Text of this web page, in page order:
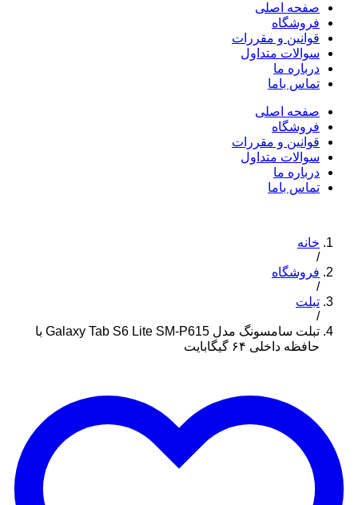
صفحه اصلی
فروشگاه
قوانین و مقررات
سوالات متداول
درباره ما
تماس باما
صفحه اصلی
فروشگاه
قوانین و مقررات
سوالات متداول
درباره ما
تماس باما
خانه
/
فروشگاه
/
تبلت
/
تبلت سامسونگ مدل Galaxy Tab S6 Lite SM-P615 با
حافظه داخلی ۶۴ گیگابایت